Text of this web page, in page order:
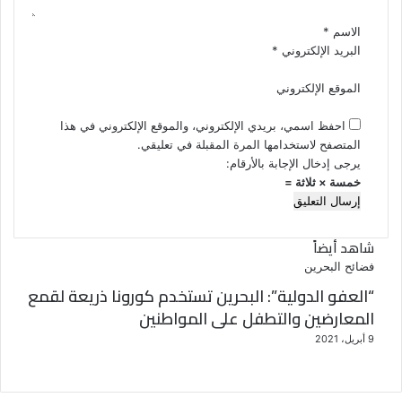
الاسم *
البريد الإلكتروني *
الموقع الإلكتروني
احفظ اسمي، بريدي الإلكتروني، والموقع الإلكتروني في هذا
المتصفح لاستخدامها المرة المقبلة في تعليقي.
يرجى إدخال الإجابة بالأرقام:
خمسة × ثلاثة =
شاهد أيضاً
إ
ا
ق
فضائح البحرين
“العفو الدولية”: البحرين تستخدم كورونا ذريعة لقمع
المعارضين والتطفل على المواطنين
9 أبريل، 2021